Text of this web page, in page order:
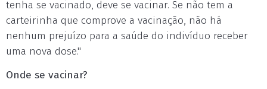
tenha se vacinado, deve se vacinar. Se não tem a
carteirinha que comprove a vacinação, não há
nenhum prejuízo para a saúde do indivíduo receber
uma nova dose."
Onde se vacinar?